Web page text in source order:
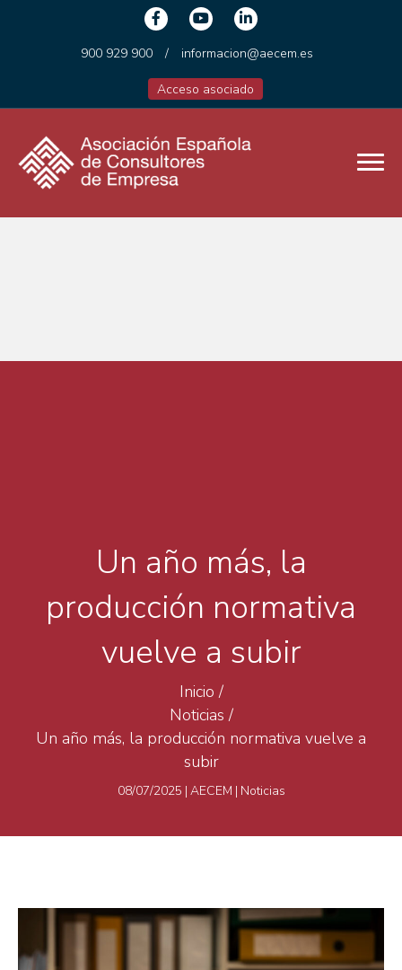
900 929 900 / informacion@aecem.es
Acceso asociado
Un año más, la
producción normativa
vuelve a subir
Inicio /
Noticias /
Un año más, la producción normativa vuelve a
subir
08/07/2025 | AECEM | Noticias